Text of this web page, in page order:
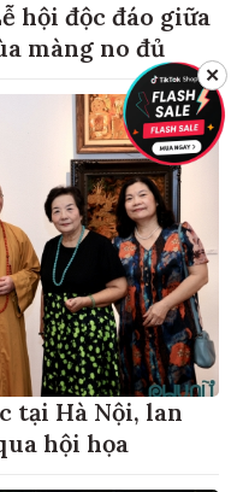
hội độc đáo giữa
màng no đủ
tại Hà Nội, lan
hội họa
✕